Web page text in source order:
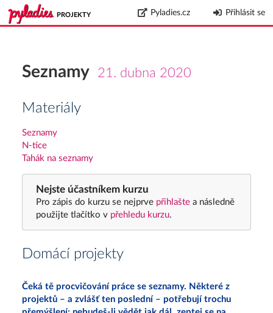
PROJEKTY Pyladies.cz Přihlásit se
Seznamy 21. dubna 2020
Materiály
Seznamy
N-tice
Tahák na seznamy
Nejste účastníkem kurzu
Pro zápis do kurzu se nejprvepřihlašte a následně
použijte tlačítko vpřehledu kurzu.
Domácí projekty
Čeká tě procvičování práce se seznamy. Některé z
projektů – a zvlášť ten poslední – potřebují trochu